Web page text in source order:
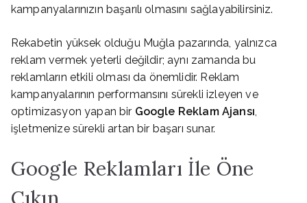
kampanyalarınızın başarılı olmasını sağlayabilirsiniz.
Rekabetin yüksek olduğu Muğla pazarında, yalnızca
reklam vermek yeterli değildir; aynı zamanda bu
reklamların etkili olması da önemlidir. Reklam
kampanyalarının performansını sürekli izleyen ve
optimizasyon yapan bir Google Reklam Ajansı,
işletmenize sürekli artan bir başarı sunar.
Google Reklamları İle Öne